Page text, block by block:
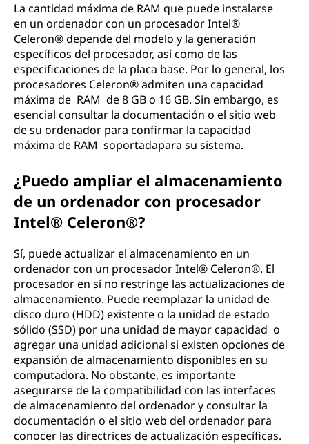
La cantidad máxima de RAM que puede instalarse
en un ordenador con un procesador Intel®
Celeron® depende del modelo y la generación
específicos del procesador, así como de las
especificaciones de la placa base. Por lo general, los
procesadores Celeron® admiten una capacidad
máxima de RAM de 8 GB o 16 GB. Sin embargo, es
esencial consultar la documentación o el sitio web
de su ordenador para confirmar la capacidad
máxima de RAM soportadapara su sistema.
¿Puedo ampliar el almacenamiento
de un ordenador con procesador
Intel® Celeron®?
Sí, puede actualizar el almacenamiento en un
ordenador con un procesador Intel® Celeron®. El
procesador en sí no restringe las actualizaciones de
almacenamiento. Puede reemplazar la unidad de
disco duro (HDD) existente o la unidad de estado
sólido (SSD) por una unidad de mayor capacidad o
agregar una unidad adicional si existen opciones de
expansión de almacenamiento disponibles en su
computadora. No obstante, es importante
asegurarse de la compatibilidad con las interfaces
de almacenamiento del ordenador y consultar la
documentación o el sitio web del ordenador para
conocer las directrices de actualización específicas.